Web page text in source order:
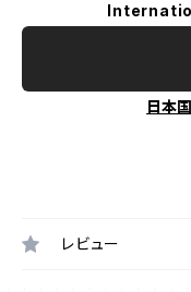
日本
レビュー